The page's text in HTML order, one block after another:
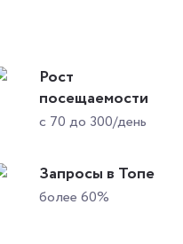
Рост
посещаемости
с 70 до 300/день
Запросы в Топе
более 60%